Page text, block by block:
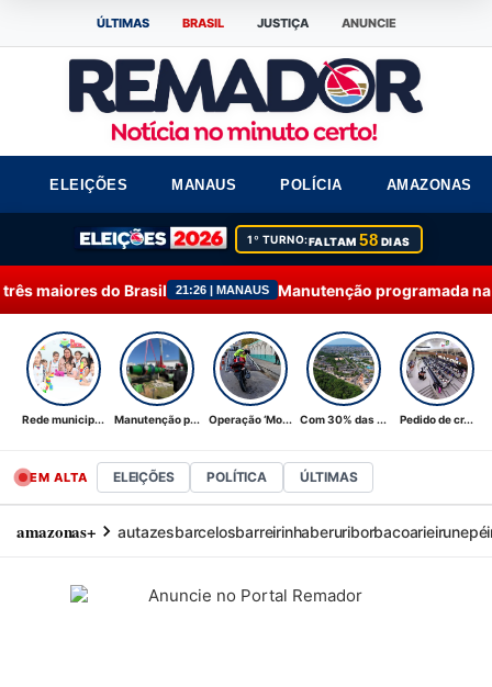
ÚLTIMAS BRASIL JUSTIÇA ANUNCIE
ELEIÇÕES MANAUS POLÍCIA AMAZONAS
1º TURNO:FALTAM58 DIAS
21:26 | MANAUS Manutenção programada na Ponta do Ismael é
Rede municip... Manutenção p... Operação ‘Mo... Com 30% das ... Pedido de cr...
EM ALTA ELEIÇÕES POLÍTICA ÚLTIMAS
amazonas+ autazesbarcelosbarreirinhaberuriborbacoarieirunepé